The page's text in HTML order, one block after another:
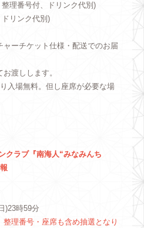
理番号付、ドリンク代別)
リンク代別)
ーチケット仕様・配送でのお届
渡しします。
入場無料。但し座席が必要な場
クラブ『南海人“みなみんち
)23時59分
理番号・座席も含め抽選となり